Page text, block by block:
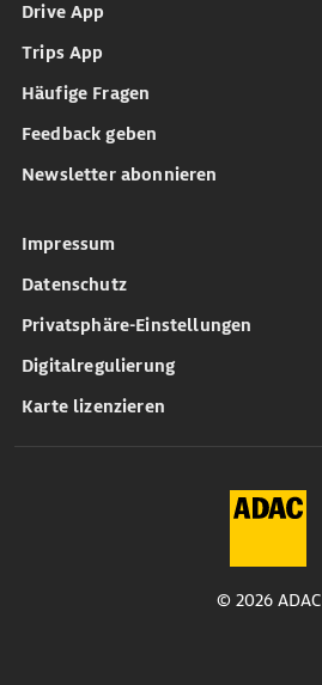
Drive App
Trips App
Häufige Fragen
Feedback geben
Newsletter abonnieren
Impressum
Datenschutz
Privatsphäre-Einstellungen
Digitalregulierung
Karte lizenzieren
© 2026 ADAC